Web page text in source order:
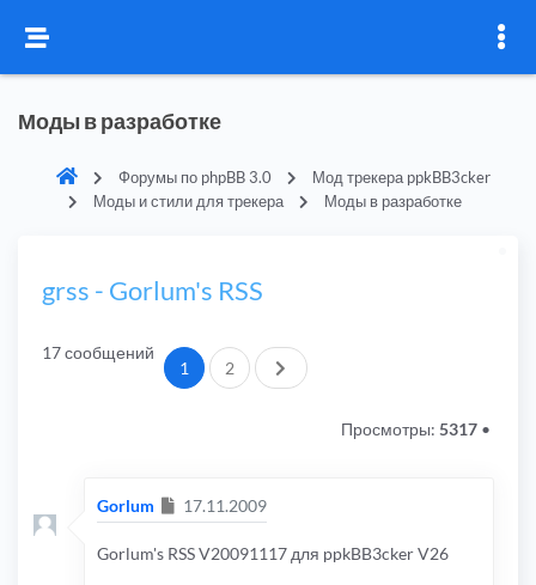
Моды в разработке
Форумы по phpBB 3.0
Мод трекера ppkBB3cker
Моды и стили для трекера
Моды в разработке
grss - Gorlum's RSS
17 сообщений
1 2 След.
Просмотры: 5317 •
Gorlum Сообщение
17.11.2009
Gorlum's RSS V20091117 для ppkBB3cker V26